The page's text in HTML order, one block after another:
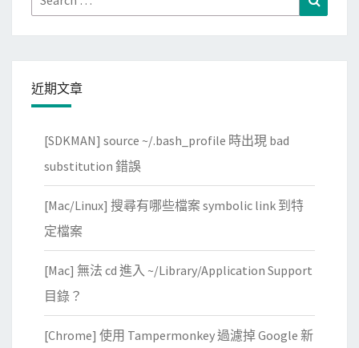
e
r
e
e
t
的
示
語
為
英
for:
近期文章
[SDKMAN] source ~/.bash_profile 時出現 bad
substitution 錯誤
[Mac/Linux] 搜尋有哪些檔案 symbolic link 到特
定檔案
[Mac] 無法 cd 進入 ~/Library/Application Support
目錄？
[Chrome] 使用 Tampermonkey 過濾掉 Google 新